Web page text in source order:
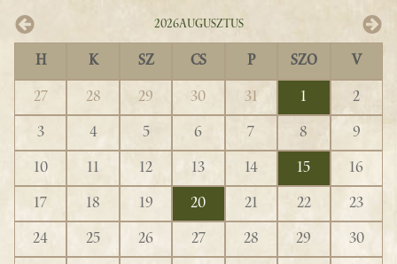
2026Augusztus
H K SZ CS P SZO V
27 28 29 30 31 1
2
3
4 5 6 7 8
9
10
11 12 13 14 15
16
17
18 19 20 21 22
23
24
25 26 27 28 29
30